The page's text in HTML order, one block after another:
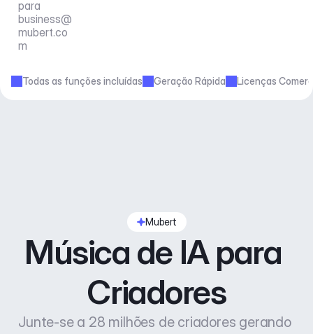
business@
mubert.co
m
Todas as funções incluídas Geração Rápida Licenças
Mubert
Música de IA para
Criadores
Junte-se a 28 milhões de criadores gerando